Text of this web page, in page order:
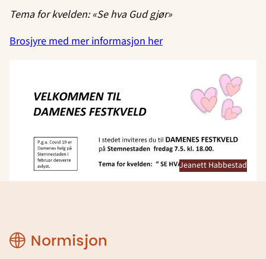
Tema for kvelden: «Se hva Gud gjør»
Brosjyre med mer informasjon her
Jeanett Habbestad
Region
Rogaland